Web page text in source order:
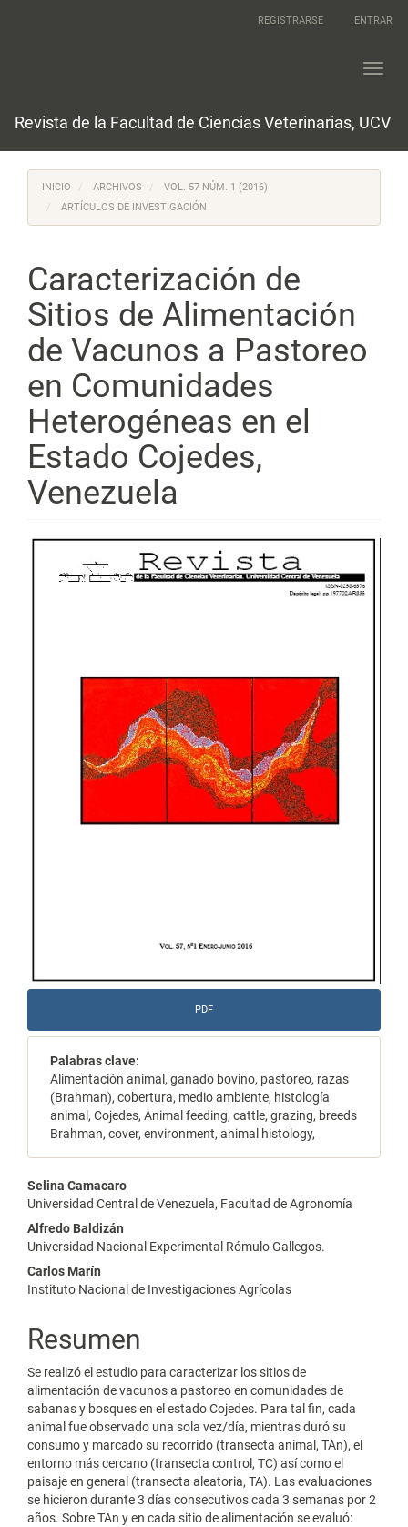
REGISTRARSE ENTRAR
Revista de la Facultad de Ciencias Veterinarias, UCV
INICIO ARCHIVOS
VOL. 57 NÚM. 1 (2016)
ARTÍCULOS DE INVESTIGACIÓN
Caracterización de
Sitios de Alimentación
de Vacunos a Pastoreo
en Comunidades
Heterogéneas en el
Estado Cojedes,
Venezuela
lateral
PDF
Palabras clave:
Alimentación animal, ganado bovino, pastoreo, razas
(Brahman), cobertura, medio ambiente, histología
animal, Cojedes, Animal feeding, cattle, grazing, breeds
Brahman, cover, environment, animal histology,
Contenido
principal
del
artículo
Selina Camacaro
Universidad Central de Venezuela, Facultad de Agronomía
Alfredo Baldizán
Universidad Nacional Experimental Rómulo Gallegos.
Carlos Marín
Instituto Nacional de Investigaciones Agrícolas
Resumen
Se realizó el estudio para caracterizar los sitios de
alimentación de vacunos a pastoreo en comunidades de
sabanas y bosques en el estado Cojedes. Para tal fin, cada
animal fue observado una sola vez/día, mientras duró su
consumo y marcado su recorrido (transecta animal, TAn), el
entorno más cercano (transecta control, TC) así como el
paisaje en general (transecta aleatoria, TA). Las evaluaciones
se hicieron durante 3 días consecutivos cada 3 semanas por 2
años. Sobre TAn y en cada sitio de alimentación se evaluó: